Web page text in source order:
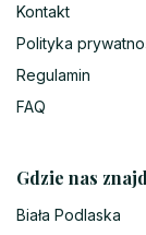
Kontakt
Polityka
Regulamin
FAQ
Gdzie nas
Biała Podlaska